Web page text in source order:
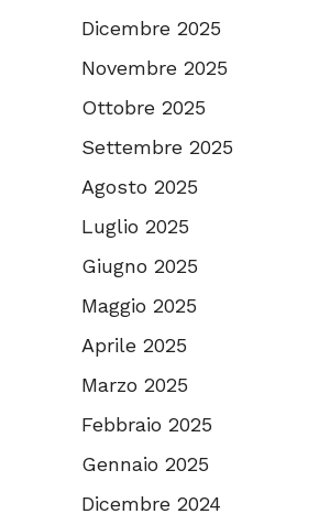
Dicembre 2025
Novembre 2025
Ottobre 2025
Settembre 2025
Agosto 2025
Luglio 2025
Giugno 2025
Maggio 2025
Aprile 2025
Marzo 2025
Febbraio 2025
Gennaio 2025
Dicembre 2024